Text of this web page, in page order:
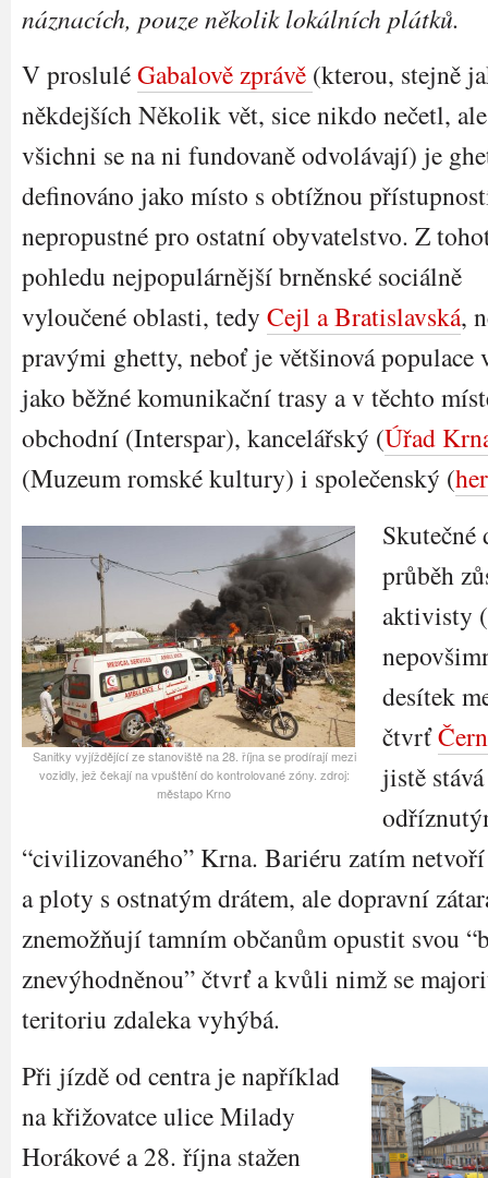
náznacích, pouze několik lokálních plátků.
V prosluléGabalově zprávě (kterou, stejně
někdejších Několik vět, sice nikdo nečetl, ale
všichni se na ni fundovaně odvolávají) je
definováno jako místo s obtížnou
nepropustné pro ostatní obyvatelstvo. Z
pohledu nejpopulárnější brněnské sociálně
vyloučené oblasti, tedy Cejl a Bratislavská,
pravými ghetty, neboť je většinová populace
jako běžné komunikační trasy a v těchto
obchodní (Interspar), kancelářský (Úřad
(Muzeum romské kultury) i společenský (
Sanitky vyjíždějící ze stanoviště na 28. října se prodírají mezi
vozidly, jež čekají na vpuštění do kontrolované zóny. zdroj:
městapo Krno
průběh
aktivisty
desítek
čtvrť
jistě
“civilizovaného” Krna. Bariéru zatím
a ploty s ostnatým drátem, ale dopravní
znemožňují tamním občanům opustit svou
znevýhodněnou” čtvrť a kvůli nimž se
teritoriu zdaleka vyhýbá.
Při jízdě od centra je například
na křižovatce ulice Milady
Horákové a 28. října stažen